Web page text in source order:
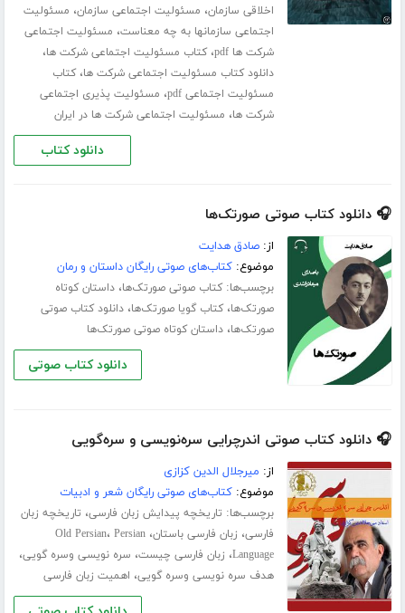
اخلاقی سازمان، مسئولیت اجتماعی سازمان، مسئولیت
اجتماعی سازمانها به چه معناست، مسئولیت اجتماعی
شرکت ها pdf
،کتاب مسئولیت اجتماعی شرکت ها،
دانلود کتاب مسئولیت اجتماعی شرکت ها،کتاب
مسئولیت اجتماعی pdf
، مسئولیت پذیری اجتماعی
شرکت ها، مسئولیت اجتماعی شرکت ها در ایران
دانلود کتاب
🎧 دانلود کتاب صوتی صورتک‌ها
از:صادق هدایت
موضوع:کتاب‌های صوتی رایگان داستان و رمان
برچسب‌ها:کتاب صوتی صورتک‌ها،داستان کوتاه
صورتک‌ها،کتاب گویا صورتک‌ها،دانلود کتاب صوتی
صورتک‌ها،داستان کوتاه صوتی صورتک‌ها
دانلود کتاب صوتی
🎧 دانلود کتاب صوتی اندرچرایی سره‌نویسی و سره‌گویی
از: میرجلال الدین کزازی
موضوع:کتاب‌های صوتی رایگان شعر و ادبیات
برچسب‌ها: تاریخچه پیدایش زبان فارسی، تاریخچه زبان
فارسی، زبان فارسی باستان، Old Persian، Persian
Language، زبان فارسی چیست، سره نویسی وسره گویی،
هدف سره نویسی وسره گویی، اهمیت زبان فارسی